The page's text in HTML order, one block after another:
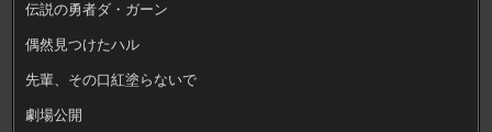
伝説の勇者ダ・ガーン
偶然見つけたハル
先輩、その口紅塗らないで
劇場公開